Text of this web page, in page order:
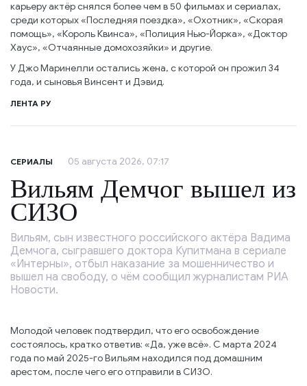
карьеру актёр снялся более чем в 50 фильмах и сериалах,
среди которых «Последняя поездка», «Охотник», «Скорая
помощь», «Король Квинса», «Полиция Нью-Йорка», «Доктор
Хаус», «Отчаянные домохозяйки» и другие.
У Джо Маринелли остались жена, с которой он прожил 34
года, и сыновья Винсент и Дэвид.
ЛЕНТА РУ
СЕРИАЛЫ 05 августа 2026, 07:17
Вильям Демчог вышел из
СИЗО
Вильям, сын известного российского актёра Вадима
Демчога, сыгравшего доктора Купитмана в сериале
«Интерны», отбыл наказание за мошенничество и
вышел на свободу, о чём сообщил журналистам РИА
Новости.
Молодой человек подтвердил, что его освобождение
состоялось, кратко ответив: «Да, уже всё». С марта 2024
года по май 2025-го Вильям находился под домашним
арестом, после чего его отправили в СИЗО.